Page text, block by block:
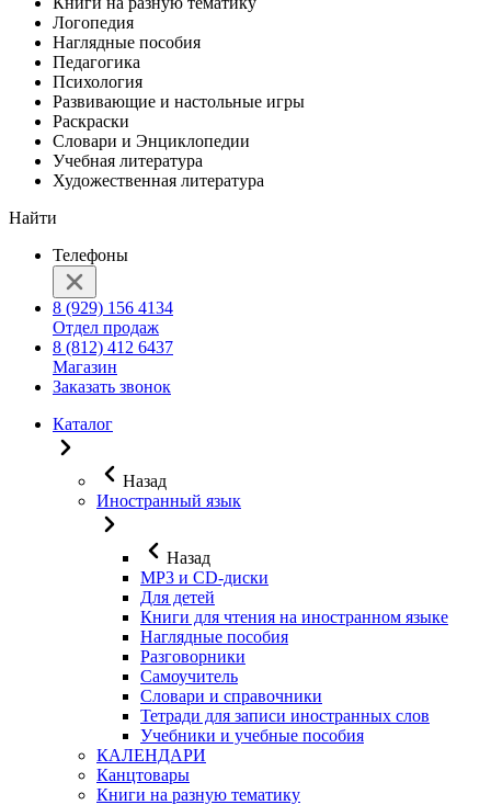
Логопедия
Наглядные пособия
Педагогика
Психология
Развивающие и настольные игры
Раскраски
Словари и Энциклопедии
Учебная литература
Художественная литература
Найти
Телефоны
8 (929) 156 4134
Отдел продаж
8 (812) 412 6437
Магазин
Заказать звонок
Каталог
Назад
Иностранный язык
Назад
MP3 и CD-диски
Для детей
Книги для чтения на иностранном языке
Наглядные пособия
Разговорники
Самоучитель
Словари и справочники
Тетради для записи иностранных слов
Учебники и учебные пособия
КАЛЕНДАРИ
Канцтовары
Книги на разную тематику